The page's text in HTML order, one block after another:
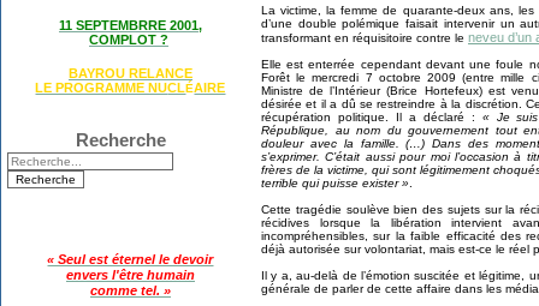
11 SEPTEMBRRE 2001,
COMPLOT ?
BAYROU RELANCE
LE PROGRAMME NUCLÉAIRE
Recherche
« Seul est éternel le devoir
envers l'être humain
comme tel. »
La victime, la femme de quarante-deux ans,
d’une double polémique faisait intervenir un
transformant en réquisitoire contre le neveu d’un
Elle est enterrée cependant devant une foule
Forêt le mercredi 7 octobre 2009 (entre mille
Ministre de l’Intérieur (Brice Hortefeux) est
désirée et il a dû se restreindre à la discrétion.
récupération politique. Il a déclaré :
« Je
République, au nom du gouvernement tout
douleur avec la famille. (…) Dans des
s’exprimer. C’était aussi pour moi l’occasion
frères de la victime, qui sont légitimement
terrible qui puisse exister »
Cette tragédie soulève bien des sujets sur la
récidives lorsque la libération intervient
incompréhensibles, sur la faible efficacité des
déjà autorisée sur volontariat, mais est-ce le réel
Il y a, au-delà de l’émotion suscitée et légitime,
générale de parler de cette affaire dans les